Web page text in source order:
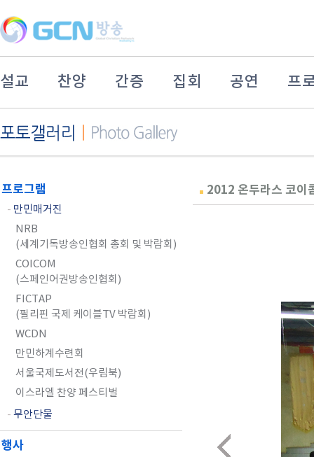
설교 찬양 간증 집회 공연 프
프로그램
- 만민매거진
NRB
(세계기독방송인협회 총회 및 박람회)
COICOM
(스페인어권방송인협회)
FICTAP
(필리핀 국제 케이블TV 박람회)
WCDN
만민하계수련회
서울국제도서전(우림북)
이스라엘 찬양 페스티벌
- 무안단물
행사
2012 온두라스 코이